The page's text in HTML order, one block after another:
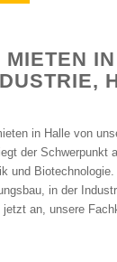
in Halle von
der Schwerpunkt
und
in der
an, unsere